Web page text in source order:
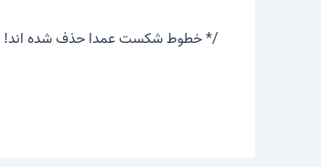
/* خطوط شکست عمدا حذف شده اند!